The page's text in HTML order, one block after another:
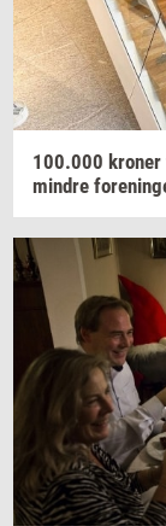
100.000 kro­ner
min­dre